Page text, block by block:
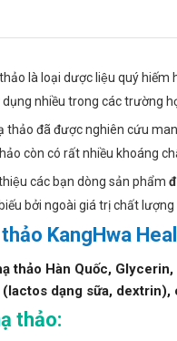
là loại dược liệu quý
nhiều trong các trường
thảo đã được nghiên cứu
còn có rất nhiều khoáng
các bạn dòng sản phẩm
bởi ngoài giá trị chất
KangHwa
thảo Hàn Quốc,
dạng sữa,
thảo: